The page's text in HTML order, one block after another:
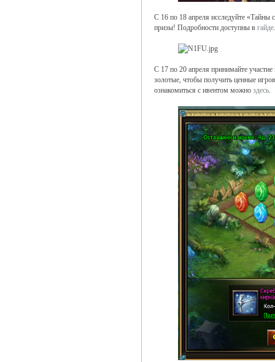
С 16 по 18 апреля исследуйте «Тайны
призы! Подробности доступны в гайде
С 17 по 20 апреля принимайте
золотые, чтобы получить ценные
ознакомиться с ивентом можно здесь